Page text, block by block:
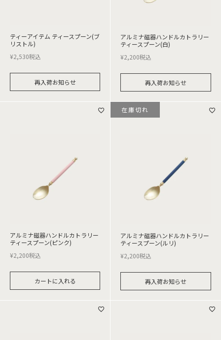
ティーアイテム ティースプーン(ブ
リストル)
¥2,530税込
再入荷お知らせ
アルミナ磁器ハンドルカトラリー
ティースプーン(白)
¥2,200税込
再入荷お知らせ
アルミナ磁器ハンドルカトラリー
ティースプーン(ピンク)
¥2,200税込
カートに入れる
アルミナ磁器ハンドルカトラリー
ティースプーン(ルリ)
¥2,200税込
再入荷お知らせ
在庫切れ